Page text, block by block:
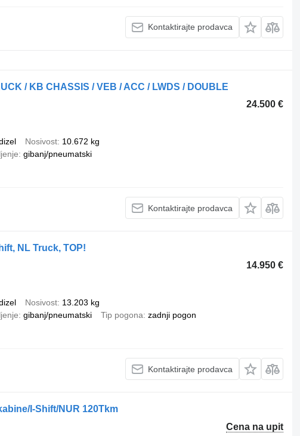
Kontaktirajte prodavca
/ KB CHASSIS / VEB / ACC / LWDS / DOUBLE
24.500 €
Nosivost 10.672 kg
gibanj/pneumatski
Kontaktirajte prodavca
NL Truck, TOP!
14.950 €
Nosivost 13.203 kg
gibanj/pneumatski Tip pogona zadnji pogon
Kontaktirajte prodavca
I-Shift/NUR 120Tkm
Cena na upit